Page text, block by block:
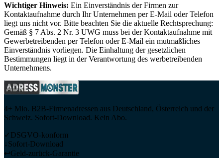
Wichtiger Hinweis: Ein Einverständnis der Firmen zur
Kontaktaufnahme durch Ihr Unternehmen per E-Mail oder Telefon
liegt uns nicht vor. Bitte beachten Sie die aktuelle Rechtsprechung:
Gemäß § 7 Abs. 2 Nr. 3 UWG muss bei der Kontaktaufnahme mit
Gewerbetreibenden per Telefon oder E-Mail ein mutmaßliches
Einverständnis vorliegen. Die Einhaltung der gesetzlichen
Bestimmungen liegt in der Verantwortung des werbetreibenden
Unternehmens.
4+ Mio. B2B-Firmenadressen aus Deutschland, Österreich und der
Schweiz. Sofort-Download. Kein Abo.
✓ DSGVO-konform
↓Sofort-Download
↩Geld-zurück-Garantie